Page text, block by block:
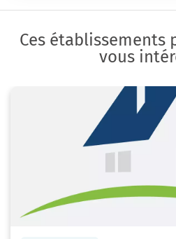
Ces établissements
vous